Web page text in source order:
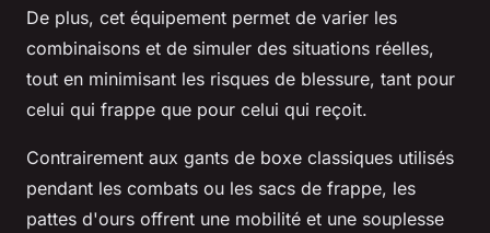
De plus, cet équipement permet de varier les
combinaisons et de simuler des situations réelles,
tout en minimisant les risques de blessure, tant pour
celui qui frappe que pour celui qui reçoit.
Contrairement aux gants de boxe classiques utilisés
pendant les combats ou les sacs de frappe, les
pattes d'ours offrent une mobilité et une souplesse